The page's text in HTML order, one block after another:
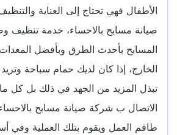
الأطفال فهي تحتاج إلى العناية
صيانة مسابح بالاحساء، خدمة تنظيف
المسابح بأحدث الطرق وبأفضل
الخارج، إذا كان لديك حمام سباحة
تبذل المزيد من الجهد في ذلك بل كل
الاتصال ب شركة صيانة مسابح
طاقم العمل ويقوم بتلك العملية